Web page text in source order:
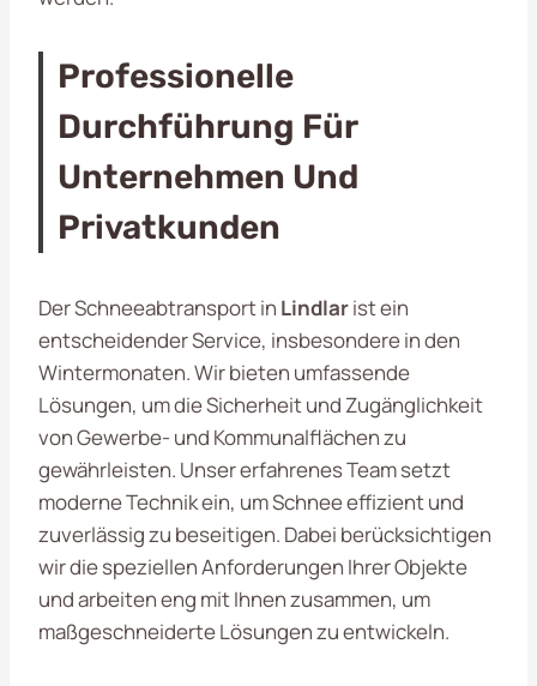
Professionelle
Durchführung Für
Unternehmen Und
Privatkunden
Der Schneeabtransport in Lindlarist ein
entscheidender Service, insbesondere in den
Wintermonaten. Wir bieten umfassende
Lösungen, um die Sicherheit und Zugänglichkeit
von Gewerbe- und Kommunalflächen zu
gewährleisten. Unser erfahrenes Team setzt
moderne Technik ein, um Schnee effizient und
zuverlässig zu beseitigen. Dabei berücksichtigen
wir die speziellen Anforderungen Ihrer Objekte
und arbeiten eng mit Ihnen zusammen, um
maßgeschneiderte Lösungen zu entwickeln.